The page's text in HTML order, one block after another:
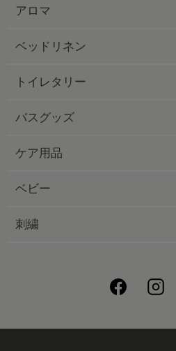
アロマ
ベッドリネン
トイレタリー
バスグッズ
ケア用品
ベビー
刺繍